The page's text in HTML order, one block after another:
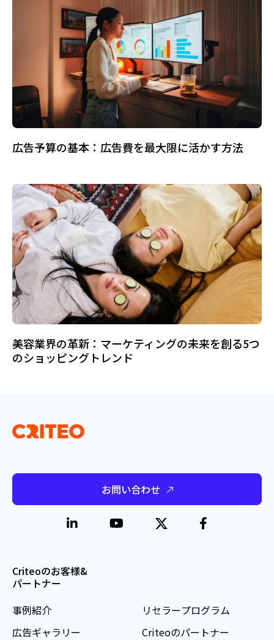
広告予算の基本：広告費を最大限に活かす方法
美容業界の革新：マーケティングの未来を創る5つ
のショッピングトレンド
お問い合わせ
Criteoのお客様&
パートナー
事例紹介
広告ギャラリー
リセラープログラム
Criteoのパートナー